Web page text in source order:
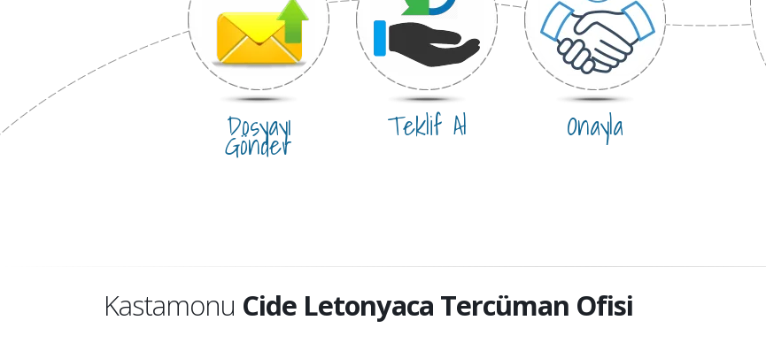
Dosyayı
Gönder Teklif Al Onayla
Kastamonu Cide Letonyaca Tercüman Ofisi